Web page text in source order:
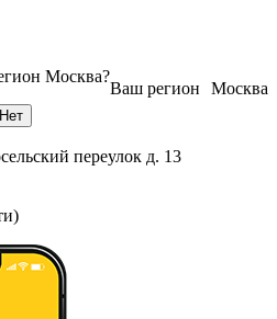
Москва
Ваш регион
Москва?
переулок д. 13